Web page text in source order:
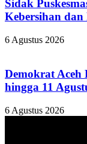
Sidak
Kebersihan dan
6 Agustus 2026
Demokrat Aceh
hingga 11
6 Agustus 2026